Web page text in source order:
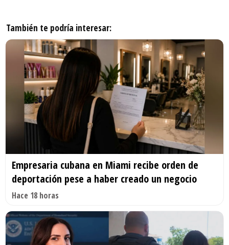
También te podría interesar:
Empresaria cubana en Miami recibe orden de
deportación pese a haber creado un negocio
Hace 18 horas